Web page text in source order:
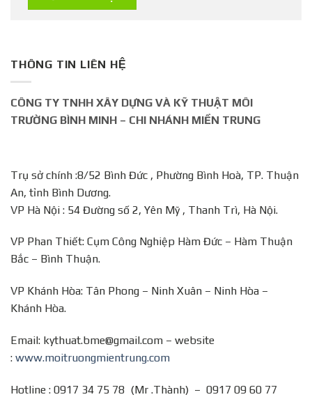
THÔNG TIN LIÊN HỆ
CÔNG TY TNHH XÂY DỰNG VÀ KỸ THUẬT MÔI
TRƯỜNG BÌNH MINH – CHI NHÁNH MIỀN TRUNG
Trụ sở chính :8/52 Bình Đức , Phường Bình Hoà, TP. Thuận
An, tỉnh Bình Dương.
VP Hà Nội : 54 Đường số 2, Yên Mỹ , Thanh Trì, Hà Nội.
VP Phan Thiết: Cụm Công Nghiệp Hàm Đức – Hàm Thuận
Bắc – Bình Thuận.
VP Khánh Hòa: Tân Phong – Ninh Xuân – Ninh Hòa –
Khánh Hòa.
Email: kythuat.bme@gmail.com – website
: www.moitruongmientrung.com
Hotline : 0917 34 75 78 (Mr .Thành) – 0917 09 60 77